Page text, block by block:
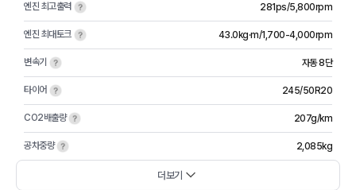
엔진 최고출력 281ps/5,800rpm
엔진 최대토크 43.0kg·m/1,700-4,000rpm
변속기 자동 8단
타이어 245/50R20
CO2배출량 207g/km
공차중량 2,085kg
더보기